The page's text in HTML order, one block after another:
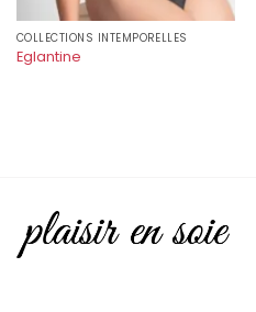
COLLECTIONS INTEMPORELLES
Eglantine